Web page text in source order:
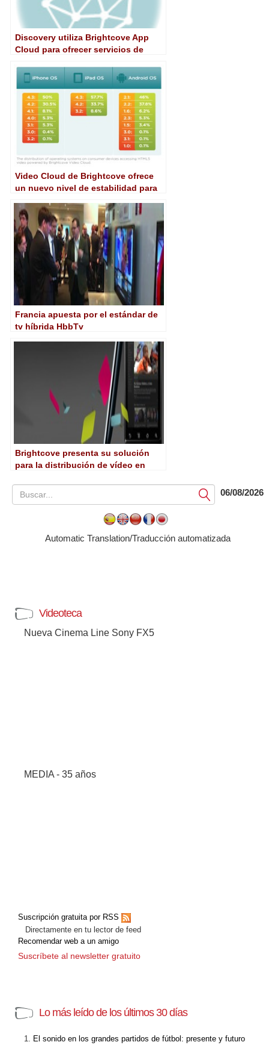
Discovery utiliza Brightcove App
Cloud para ofrecer servicios de
doble
Video Cloud de Brightcove ofrece
un nuevo nivel de estabilidad para
Francia apuesta por el estándar de
tv híbrida HbbTv
Brightcove presenta su solución
para la distribución de vídeo en
Submit06/08/2026
Automatic Translation/Traducción automatizada
Videoteca
Nueva Cinema Line Sony FX5
MEDIA - 35 años
Suscripción gratuita por RSS
Directamente en tu lector de feed
Recomendar web a un amigo
Suscríbete al newsletter gratuito
Lo más leído de los últimos 30 días
El sonido en los grandes partidos de fútbol: presente y futuro